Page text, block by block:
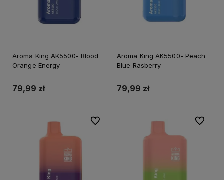
Aroma King AK5500- Blood
Orange Energy
79,99 zł
Aroma King AK5500- Peach
Blue Rasberry
79,99 zł
Do ulubionych Do